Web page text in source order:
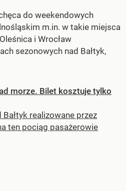
do weekendowych
m.in. w takie miejsca
i Wrocław
sezonowych nad Bałtyk,
morze. Bilet kosztuje tylko
Bałtyk realizowane przez
ten pociąg pasażerowie